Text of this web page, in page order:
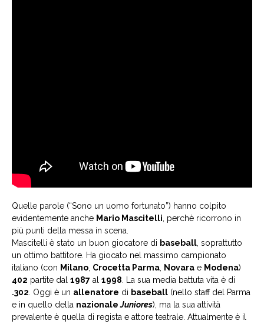
Quelle parole (“Sono un uomo fortunato”) hanno colpito
evidentemente anche Mario Mascitelli , perchè ricorrono in
più punti della messa in scena.
Mascitelli è stato un buon giocatore di baseball , soprattutto
un ottimo battitore. Ha giocato nel massimo campionato
italiano (con Milano Crocetta Parma Novara e Modena)
402 partite dal 1987 al 1998 . La sua media battuta vita è di
.302 . Oggi è un allenatore di baseball (nello staff del Parma
e in quello della nazionaleJuniores), ma la sua attività
prevalente è quella di regista e attore teatrale. Attualmente è il